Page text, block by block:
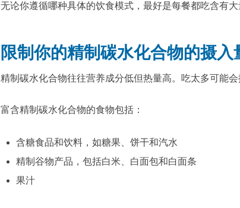
无论你遵循哪种具体的饮食模式，最好是每餐都吃含有大
限制你的精制碳水化合物的摄入
精制碳水化合物往往营养成分低但热量高。吃太多可能
富含精制碳水化合物的食物包括：
含糖食品和饮料，如糖果、饼干和汽水
精制谷物产品，包括白米、白面包和白面条
果汁